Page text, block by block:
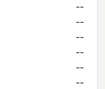
--
--
--
--
--
--